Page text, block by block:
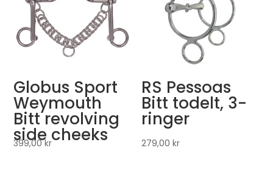
Globus Sport
Weymouth
Bitt revolving
side cheeks
399,00kr
RS Pessoas
Bitt todelt, 3-
ringer
279,00kr